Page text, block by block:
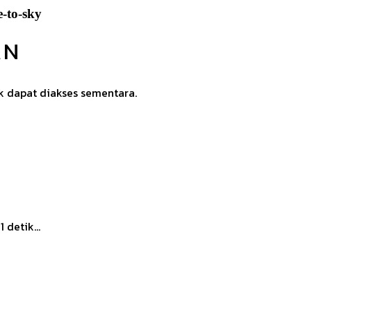
to-sky
diakses sementara.
1 detik...